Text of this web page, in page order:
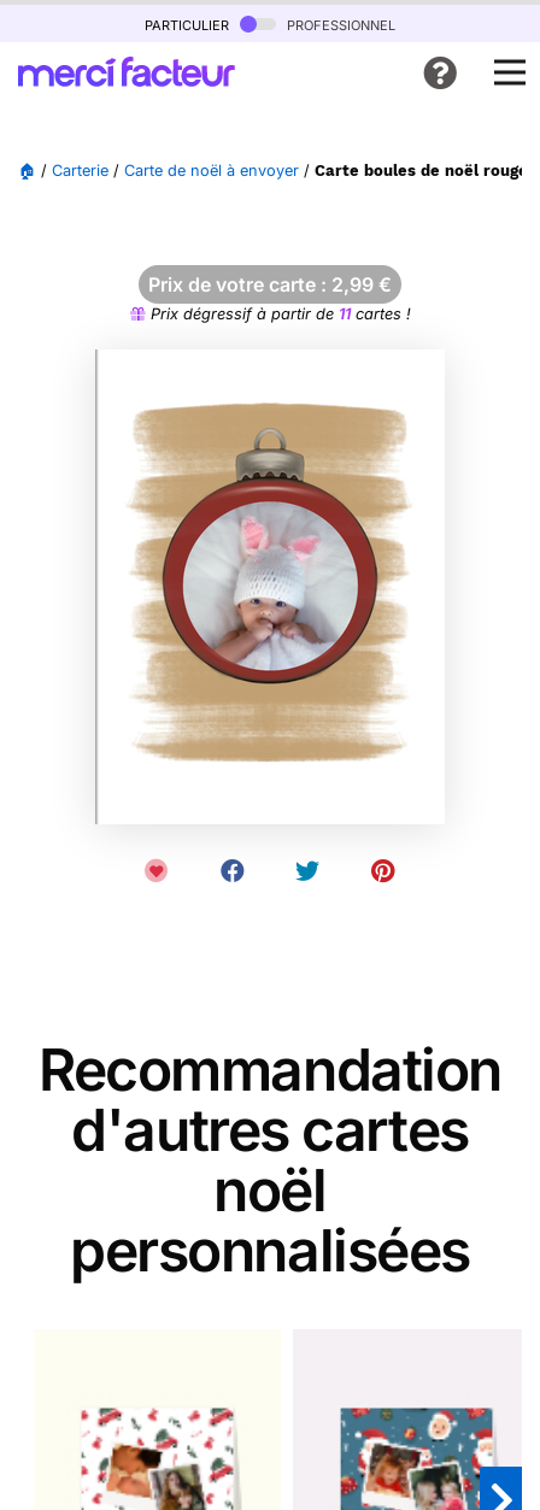
particulier professionnel
🏠 / Carterie / Carte de noël à envoyer / Carte boules de noël
Prix de votre carte : 2,99 €
Prix dégressif à partir de 11cartes !
Recommandation
d'autres cartes
noël
personnalisées